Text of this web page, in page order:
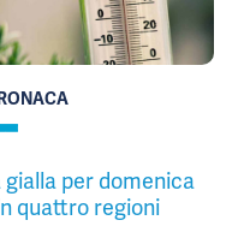
per domenica
quattro regioni